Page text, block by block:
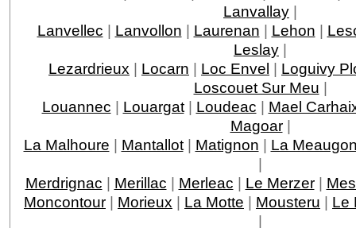
Lanvallay |
Lanvellec | Lanvollon | Laurenan | Lehon |
Leslay |
Lezardrieux | Locarn | Loc Envel | Loguivy
Loscouet Sur Meu |
Louannec | Louargat| Loudeac | Mael
Magoar|
La Malhoure | Mantallot| Matignon | La
|
Merdrignac | Merillac | Merleac | Le Merzer|
Moncontour | Morieux | La Motte | Mousteru | Le
|